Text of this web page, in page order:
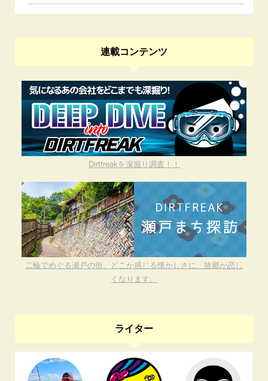
連載コンテンツ
Dirtfreakを深堀り調査！！
二輪でめぐる瀬戸の街。どこか感じる懐かしさに、故郷が恋し
くなります。
ライター